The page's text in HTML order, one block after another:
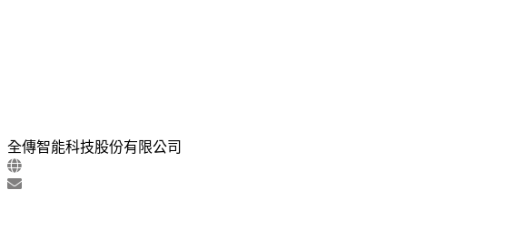
全傳智能科技股份有限公司